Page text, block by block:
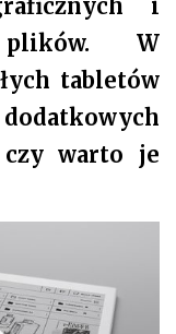
i
W
tabletów
warto je